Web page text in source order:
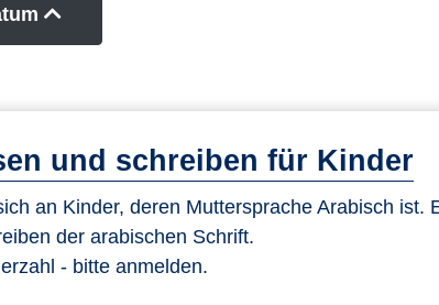
aufsteigend sortieren
Kurse nach Datum aufsteigend sortieren
und schreiben für Kinder
an Kinder, deren Muttersprache Arabisch
der arabischen Schrift.
- bitte anmelden.